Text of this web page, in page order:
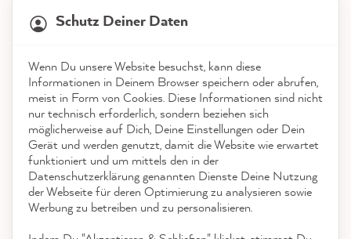
Service
Kontakt
App herunterladen
Auszeichnungen
Social Media
Schutz Deiner Daten
Wenn Du unsere Website besuchst, kann diese
Informationen in Deinem Browser speichern oder abrufen,
meist in Form von Cookies. Diese Informationen sind nicht
nur technisch erforderlich, sondern beziehen sich
möglicherweise auf Dich, Deine Einstellungen oder Dein
Gerät und werden genutzt, damit die Website wie erwartet
funktioniert und um mittels den in der
Datenschutzerklärung genannten Dienste Deine Nutzung
der Webseite für deren Optimierung zu analysieren sowie
Werbung zu betreiben und zu personalisieren.
reviews-io
Anonym
Verifizierter Kunde
Die Farbkarten eignen sich hervorragend, um
einen ersten Eindruck zu bekommen, wie die